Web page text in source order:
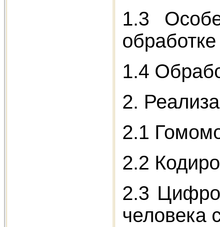
1.3
1.4
2.
2.1
2.2
2.3
человека